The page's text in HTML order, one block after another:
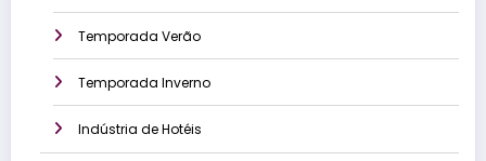
Temporada Verão
Temporada Inverno
Indústria de Hotéis